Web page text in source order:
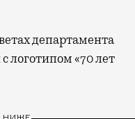
департамента
логотипом «70 лет